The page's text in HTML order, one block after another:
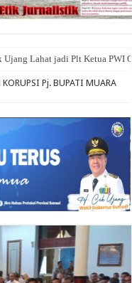
Ujang Lahat jadi Plt Ketua PWI
KORUPSI Pj. BUPATI MUARA